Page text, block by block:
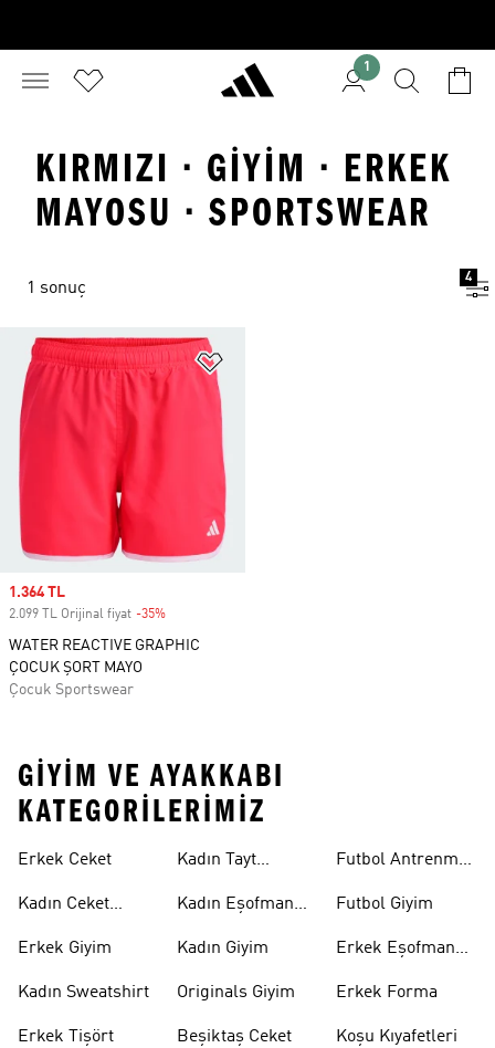
1
KIRMIZI · GIYIM · ERKEK
MAYOSU · SPORTSWEAR
1 sonuç
4
Sale price
1.364 TL
2.099 TL Orijinal fiyat -35%
WATER REACTIVE GRAPHIC
ÇOCUK ŞORT MAYO
Çocuk Sportswear
GIYIM VE AYAKKABI
KATEGORILERIMIZ
Erkek Ceket
Kadın Ceket
Erkek Giyim
Kadın Sweatshirt
Erkek Tişört
Kadın Tayt
Kadın Eşofman
Kadın Giyim
Originals Giyim
Beşiktaş Ceket
Futbol Antrenman
Futbol Giyim
Erkek Eşofman
Erkek Forma
Koşu Kıyafetleri